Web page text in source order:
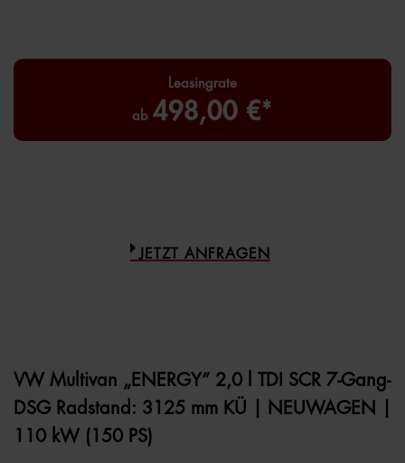
Leasingrate
ab 498,00 €*
JETZT ANFRAGEN
VW Multivan „ENERGY“ 2,0 l TDI SCR 7-Gang-
DSG Radstand: 3125 mm KÜ | NEUWAGEN |
110 kW (150 PS)